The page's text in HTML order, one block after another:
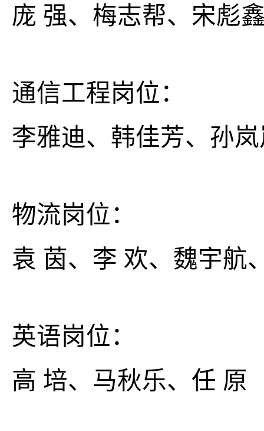
庞 强、梅志帮、宋彪
通信工程岗位：
李雅迪、韩佳芳、孙
物流岗位：
袁 茵、李 欢、魏宇航
英语岗位：
高 培、马秋乐、任 原